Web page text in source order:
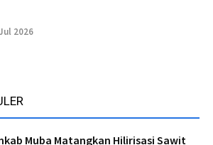
2026
Muba Matangkan Hilirisasi Sawit